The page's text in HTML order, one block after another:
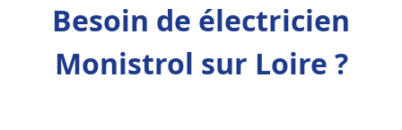
Besoin de électricien
Monistrol sur Loire ?